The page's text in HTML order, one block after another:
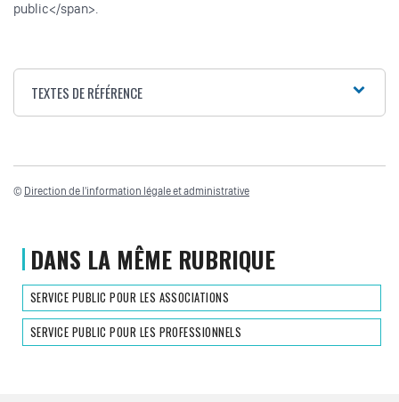
public</span>.
TEXTES DE RÉFÉRENCE
© Direction de l'information légale et administrative
DANS LA MÊME RUBRIQUE
SERVICE PUBLIC POUR LES ASSOCIATIONS
SERVICE PUBLIC POUR LES PROFESSIONNELS